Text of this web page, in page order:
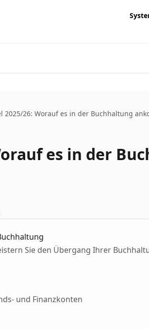
2025/26: Worauf es in der Buchhaltung
es in der
Sie den Übergang Ihrer
und Finanzkonten